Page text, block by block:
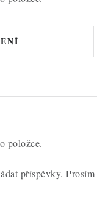
položce.
příspěvky. Prosím